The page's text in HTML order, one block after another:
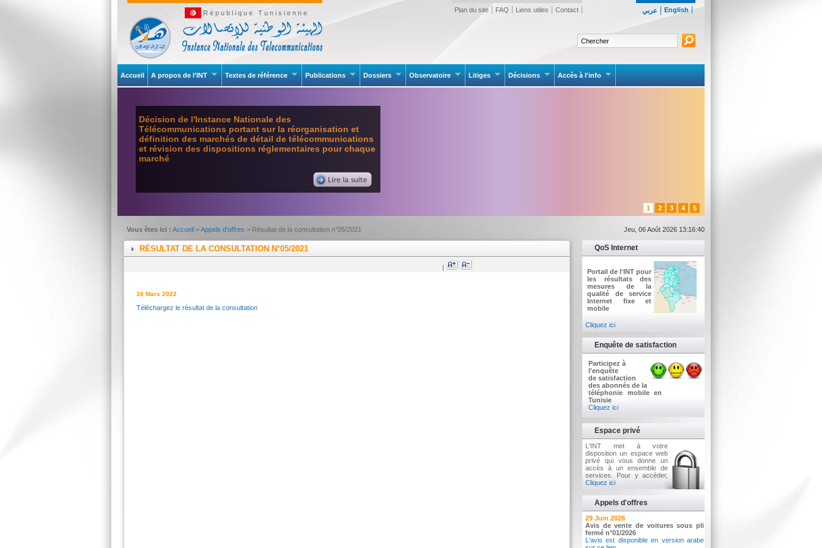
عربي English
Contact
Liens utiles
FAQ
Plan du site
République Tunisienne
Accueil A propos de l’INT Textes de référence Publications Dossiers Observatoire Litiges Décisions Accès à l'info
Décision de l'Instance Nationale des
Télécommunications portant sur la réorganisation et
définition des marchés de détail de télécommunications
et révision des dispositions réglementaires pour chaque
marché
1 2 3 4 5
Vous êtes ici : Accueil >Appels d'offres > Résultat de la consultation n°05/2021 Jeu, 06 Août 2026 13:16:40
QoS Internet
Portail de l'INT pour
les résultats des
mesures de la
qualité de service
Internet fixe et
mobile
Cliquez ici
Enquête de satisfaction
Participez à
l'enquête
de satisfaction
des abonnés de la
téléphonie mobile en
Tunisie
Cliquez ici
Espace privé
L'INT met à votre
disposition un espace web
privé qui vous donne un
accès à un ensemble de
services. Pour y accéder,
Cliquez ici
Appels d'offres
2 Juillet 2026
Avis d'appel d'offres n°3/2026
Acquisition d’équipements informatiques
29 Juin 2026
Avis de vente de voitures sous pli
fermé n°01/2026
L'avis est disponible en version arabe
RÉSULTAT DE LA CONSULTATION N°05/2021
|
16 Mars 2022
Téléchargez le résultat de la consultation